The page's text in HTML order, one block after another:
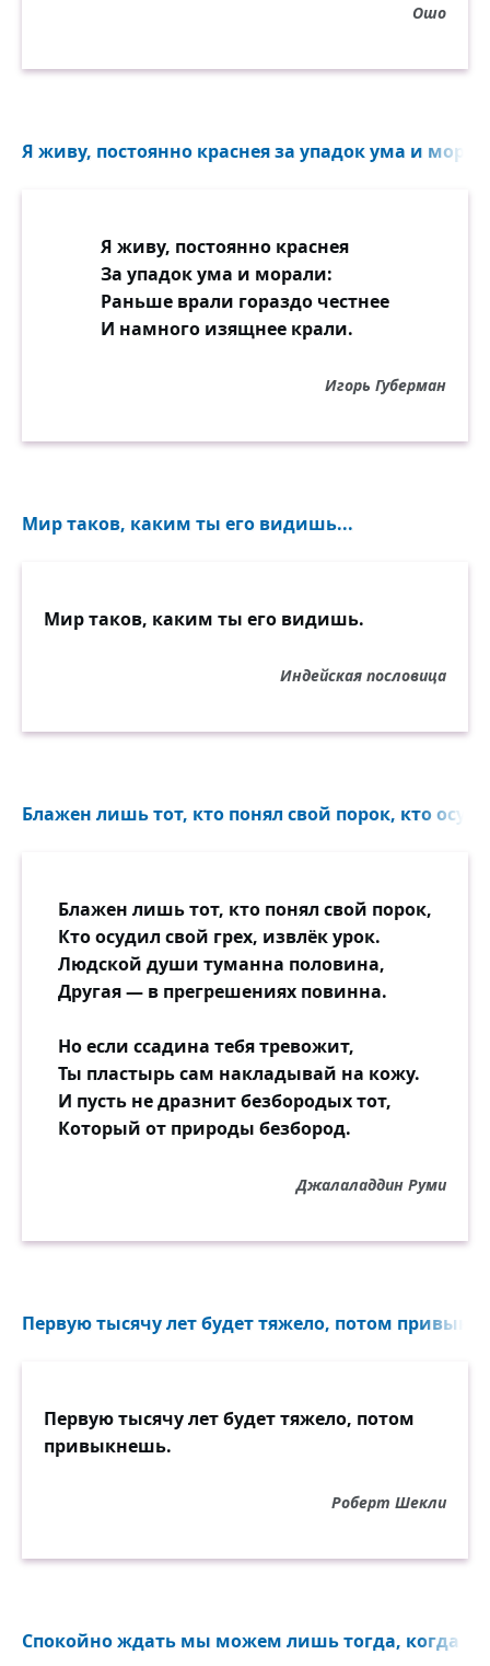
Ошо
Я живу, постоянно краснея за упадок ума и
Я живу, постоянно краснея
За упадок ума и морали:
Раньше врали гораздо честнее
И намного изящнее крали.
Игорь Губерман
Мир таков, каким ты его видишь...
Мир таков, каким ты его видишь.
Индейская пословица
Блажен лишь тот, кто понял свой порок, кто
Блажен лишь тот, кто понял свой порок,
Кто осудил свой грех, извлёк урок.
Людской души туманна половина,
Другая — в прегрешениях повинна.
Но если ссадина тебя тревожит,
Ты пластырь сам накладывай на кожу.
И пусть не дразнит безбородых тот,
Который от природы безбород.
Джалаладдин Руми
Первую тысячу лет будет тяжело, потом
Первую тысячу лет будет тяжело, потом
привыкнешь.
Роберт Шекли
Спокойно ждать мы можем лишь тогда, когда